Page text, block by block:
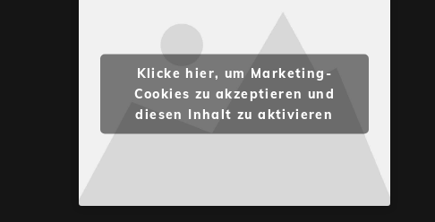
Klicke hier, um Marketing-
Cookies zu akzeptieren und
diesen Inhalt zu aktivieren